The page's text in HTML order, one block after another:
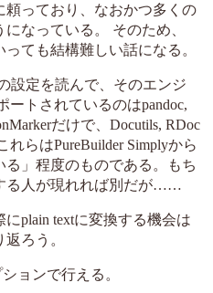
頼っており、なおかつ多くの
なっている。 そのため、
ても結構難しい話になる。
設定を読んで、そのエンジ
ートされているのはpandoc,
だけで、Docutils, RDoc
らはPureBuilder Simplyから
」程度のものである。もち
る人が現れれば別だが……
plain textに変換する機会は
ろう。
ョンで行える。